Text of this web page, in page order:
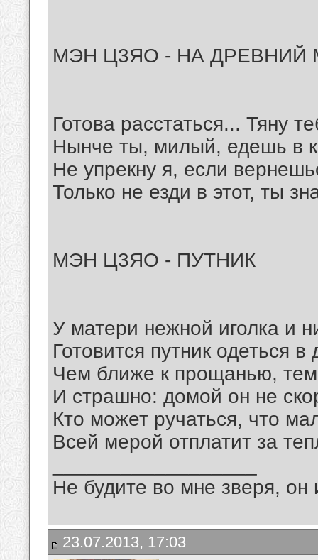
МЭН Ц3ЯО - НА ДРЕВНИЙ
Готова расстаться... Тяну
Нынче ты, милый, едешь в
Не упрекну я, если
Только не езди в этот, ты
МЭН Ц3ЯО - ПУТНИК
У матери нежной иголка и
Готовится путник одеться
Чем ближе к прощанью,
И страшно: домой он не
Кто может ручаться, что
Всей мерой отплатит за
Не будите во мне зверя, он
23.07.2013, 17:03